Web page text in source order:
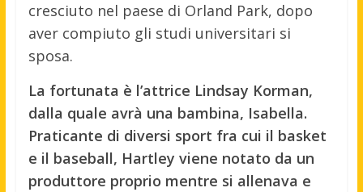
cresciuto nel paese di Orland Park, dopo
aver compiuto gli studi universitari si
sposa.
La fortunata è l’attrice Lindsay Korman,
dalla quale avrà una bambina, Isabella.
Praticante di diversi sport fra cui il basket
e il baseball, Hartley viene notato da un
produttore proprio mentre si allenava e